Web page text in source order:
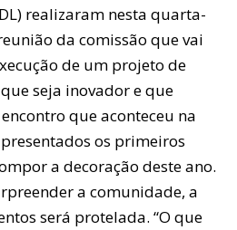
realizaram nesta quarta-
da comissão que vai
de um projeto de
seja inovador e que
que aconteceu na
os primeiros
a decoração deste ano.
a comunidade, a
será protelada. “O que